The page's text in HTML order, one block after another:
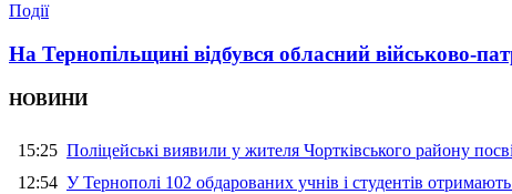
Події
На Тернопільщині відбувся обласний військово-
НОВИНИ
15:25 Поліцейські виявили у жителя Чортківського району
12:54 У Тернополі 102 обдарованих учнів і студентів отримають